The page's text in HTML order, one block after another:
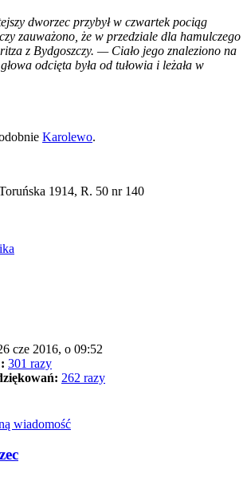
dworzec przybył w czwartek pociąg
zauważono, że w przedziale dla hamulczego
z Bydgoszczy. — Ciało jego znaleziono na
odcięta była od tułowia i leżała w
Karolewo.
1914, R. 50 nr 140
cze 2016, o 09:52
301 razy
262 razy
wiadomość